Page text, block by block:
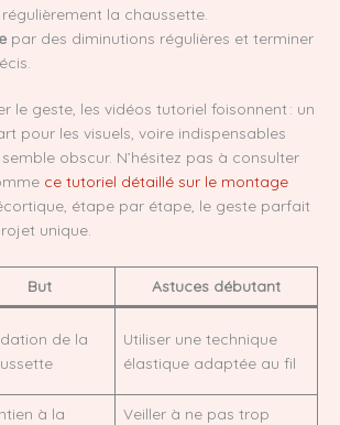
la chaussette.
par des diminutions régulières et terminer
le geste, les vidéos tutoriel foisonnent : un
pour les visuels, voire indispensables
obscur. N’hésitez pas à consulter
ce tutoriel détaillé sur le montage
étape par étape, le geste parfait
unique.
But Astuces débutant
de la
Utiliser une technique
élastique adaptée au fil
à la
Veiller à ne pas trop